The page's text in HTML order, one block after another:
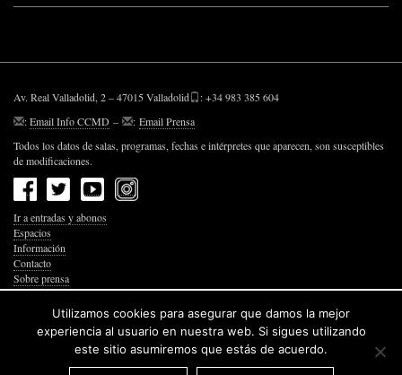
Av. Real Valladolid, 2 – 47015 Valladolid
: +34 983 385 604
:Email Info CCMD – : Email Prensa
Todos los datos de salas, programas, fechas e intérpretes que aparecen, son susceptibles
de modificaciones.
Ir a entradas y abonos
Espacios
Información
Contacto
Sobre prensa
Política de Privacidad
Política de Cookies
Accesibilidad Web
Utilizamos cookies para asegurar que damos la mejor
experiencia al usuario en nuestra web. Si sigues utilizando
este sitio asumiremos que estás de acuerdo.